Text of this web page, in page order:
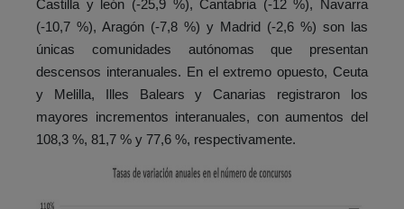
Castilla y león (-25,9 %), Cantabria (-12 %), Navarra
(-10,7 %), Aragón (-7,8 %) y Madrid (-2,6 %) son las
únicas comunidades autónomas que presentan
descensos interanuales. En el extremo opuesto, Ceuta
y Melilla, Illes Balears y Canarias registraron los
mayores incrementos interanuales, con aumentos del
108,3 %, 81,7 % y 77,6 %, respectivamente.